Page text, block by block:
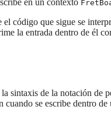
en un contexto
el código que sigue se
la entrada dentro de él
sintaxis de la notación de
cuando se escribe dentro de